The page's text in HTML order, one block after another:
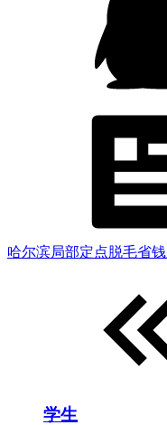
哈尔滨局部定点脱毛省
学生